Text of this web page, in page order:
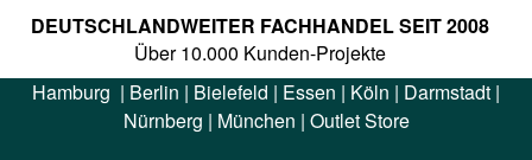
DEUTSCHLANDWEITER FACHHANDEL SEIT 2008
Über 10.000 Kunden-Projekte
Hamburg | Berlin | Bielefeld | Essen | Köln | Darmstadt |
Nürnberg | München | Outlet Store